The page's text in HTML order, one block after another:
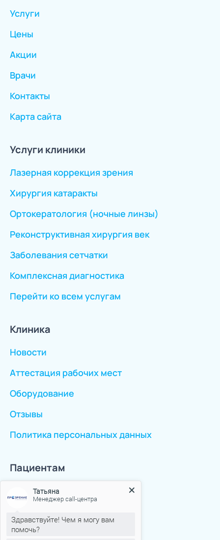
Услуги
Цены
Акции
Врачи
Контакты
Карта сайта
Услуги клиники
Лазерная коррекция зрения
Хирургия катаракты
Ортокератология (ночные линзы)
Реконструктивная хирургия век
Заболевания сетчатки
Комплексная диагностика
Перейти ко всем услугам
Клиника
Новости
Аттестация рабочих мест
Оборудование
Отзывы
Политика персональных данных
Пациентам
Статьи
ОМС Иногородние
Татьяна
Менеджер call-центра
Здравствуйте! Чем я могу вам
помочь?